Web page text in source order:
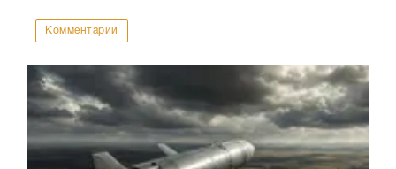
Комментарии